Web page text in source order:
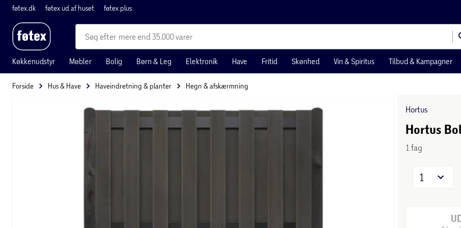
føtex.dk føtex ud af huset føtex plus
mere end 35.000 varer
Køkkenudstyr Møbler Bolig Børn & Leg Elektronik Have Fritid Skønhed Vin & Spiritus Tilbud & Kampagner
Forside Hus & Have Haveindretning & planter Hegn & afskærmning
Hortus
Hortus
1 fag
1